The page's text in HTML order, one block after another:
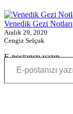
Venedik Gezi Notları
Aralık 29, 2020
Cengiz Selçuk
E-postanızı yazın…